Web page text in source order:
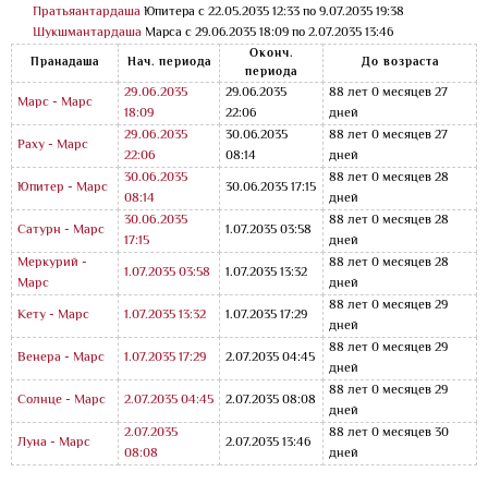
Пратьяантардаша Юпитера с 22.05.2035 12:33 по 9.07.2035 19:38
Шукшмантардаша Марса с 29.06.2035 18:09 по 2.07.2035 13:46
Пранадаша Нач. периода
Оконч.
периода
До возраста
Марс - Марс
29.06.2035
18:09
29.06.2035
22:06
88 лет 0 месяцев 27
дней
Раху - Марс
29.06.2035
22:06
30.06.2035
08:14
88 лет 0 месяцев 27
дней
Юпитер - Марс
30.06.2035
08:14
30.06.2035 17:15
88 лет 0 месяцев 28
дней
Сатурн - Марс
30.06.2035
17:15
1.07.2035 03:58
88 лет 0 месяцев 28
дней
Меркурий -
Марс
1.07.2035 03:58 1.07.2035 13:32
88 лет 0 месяцев 28
дней
Кету - Марс
1.07.2035 13:32 1.07.2035 17:29
88 лет 0 месяцев 29
дней
Венера - Марс
1.07.2035 17:29 2.07.2035 04:45
88 лет 0 месяцев 29
дней
Солнце - Марс
2.07.2035 04:45 2.07.2035 08:08
88 лет 0 месяцев 29
дней
Луна - Марс
2.07.2035
08:08
2.07.2035 13:46
88 лет 0 месяцев 30
дней